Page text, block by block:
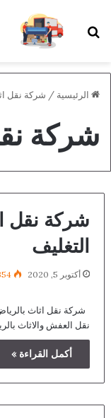
بحث عن
الرئيسية / شركة نقل
شركة
شركة نقل
التغليف
أكتوبر 5, 2020
شركة نقل اثاث
نقل العفش والاثاث
أكمل القراءة »